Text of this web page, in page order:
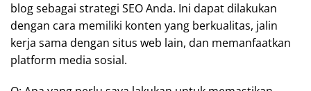
blog sebagai strategi SEO Anda. Ini dapat dilakukan
dengan cara memiliki konten yang berkualitas, jalin
kerja sama dengan situs web lain, dan memanfaatkan
platform media sosial.